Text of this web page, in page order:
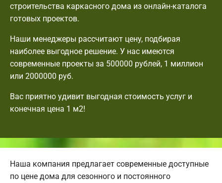
строительства каркасного дома из онлайн-каталога
готовых проектов.
Наши менеджеры рассчитают цену, подбирая
наиболее выгодное решение. У нас имеются
современные проекты за 500000 рублей, 1 миллион
или 2000000 руб.
Вас приятно удивит выгодная стоимость услуг и
конечная цена 1 м2!
Наша компания предлагает современные доступные
по цене дома для сезонного и постоянного